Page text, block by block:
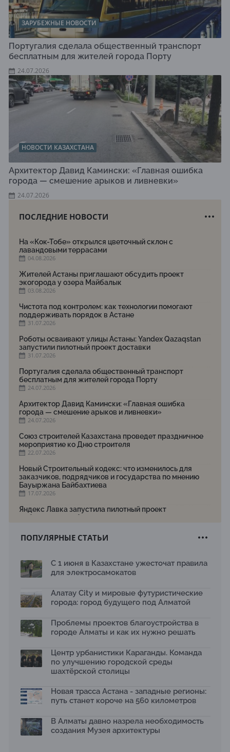
ЗАРУБЕЖНЫЕ НОВОСТИ
Португалия сделала общественный транспорт
бесплатным для жителей города Порту
24.07.2026
НОВОСТИ КАЗАХСТАНА
Архитектор Давид Камински: «Главная ошибка
города — смешение арыков и ливневки»
24.07.2026
ПОСЛЕДНИЕ НОВОСТИ
На «Кок-Тобе» открылся цветочный склон с
лавандовыми террасами
04.08.2026
Жителей Астаны приглашают обсудить проект
экогорода у озера Майбалык
03.08.2026
Чистота под контролем: как технологии помогают
поддерживать порядок в Астане
31.07.2026
Роботы осваивают улицы Астаны: Yandex Qazaqstan
запустили пилотный проект доставки
31.07.2026
Португалия сделала общественный транспорт
бесплатным для жителей города Порту
24.07.2026
Архитектор Давид Камински: «Главная ошибка
города — смешение арыков и ливневки»
24.07.2026
Союз строителей Казахстана проведет праздничное
мероприятие ко Дню строителя
22.07.2026
Новый Строительный кодекс: что изменилось для
заказчиков, подрядчиков и государства по мнению
Бауыржана Байбахтиева
17.07.2026
Яндекс Лавка запустила пилотный проект
рободоставки в Астане
Архитектурная премия SÄULE ARCHITEKTURPREIS
Первый Дом правительства Алматы станет главной
13.07.2026
В столичном детсаду подвели итоги акции «Таза
отходам
08.07.2026
общественных пространств
06.07.2026
температуру и здоровье людей
03.07.2026
сильных дождей в горах Алматы
02.07.2026
ПОПУЛЯРНЫЕ СТАТЬИ
С 1 июня в Казахстане ужесточат правила
для электросамокатов
Алатау City и мировые футуристические
города: город будущего под Алматой
Проблемы проектов благоустройства в
городе Алматы и как их нужно решать
Центр урбанистики Караганды. Команда
по улучшению городской среды
шахтёрской столицы
Новая трасса Астана - западные регионы:
путь станет короче на 560 километров
В Алматы давно назрела необходимость
создания Музея архитектуры